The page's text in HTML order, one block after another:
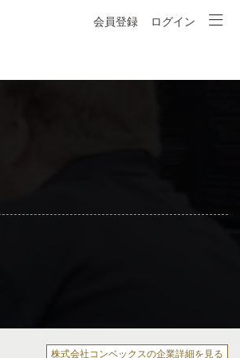
会員登録 ログイン
株式会社コンベックスの企業詳細を見る